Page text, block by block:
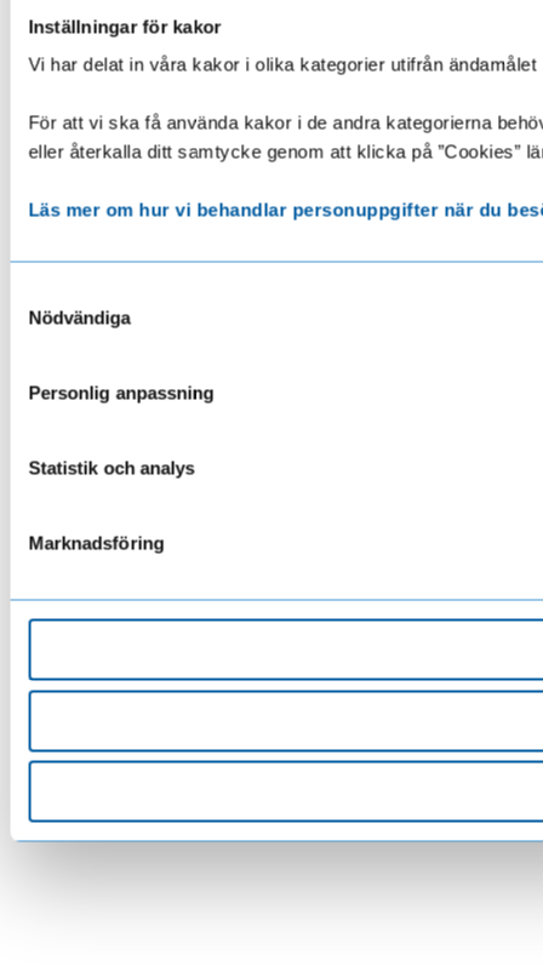
Inställningar för kakor
Vi har delat in våra kakor i olika kategorier utifrån
För att vi ska få använda kakor i de andra kategorierna
eller återkalla ditt samtycke genom att klicka på ”Cookies”
Läs mer om hur vi behandlar personuppgifter när du
Nödvändiga
Personlig anpassning
Statistik och analys
Marknadsföring